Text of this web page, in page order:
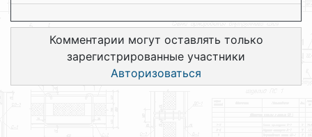
Комментарии могут оставлять только
зарегистрированные участники
Авторизоваться